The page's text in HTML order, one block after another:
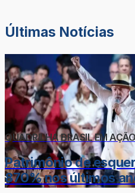
Últimas Notícias
QUADRILHA BRASIL EM AÇÃO
Patrimônio de
870% nos últimos